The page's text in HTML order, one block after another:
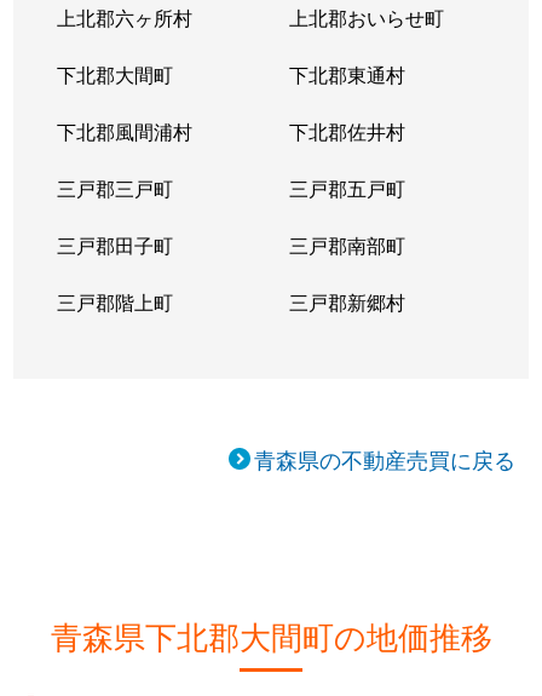
上北郡六ヶ所村 上北郡おいらせ町
下北郡大間町 下北郡東通村
下北郡風間浦村 下北郡佐井村
三戸郡三戸町 三戸郡五戸町
三戸郡田子町 三戸郡南部町
三戸郡階上町 三戸郡新郷村
青森県の不動産売買に戻る
青森県下北郡大間町の地価推移